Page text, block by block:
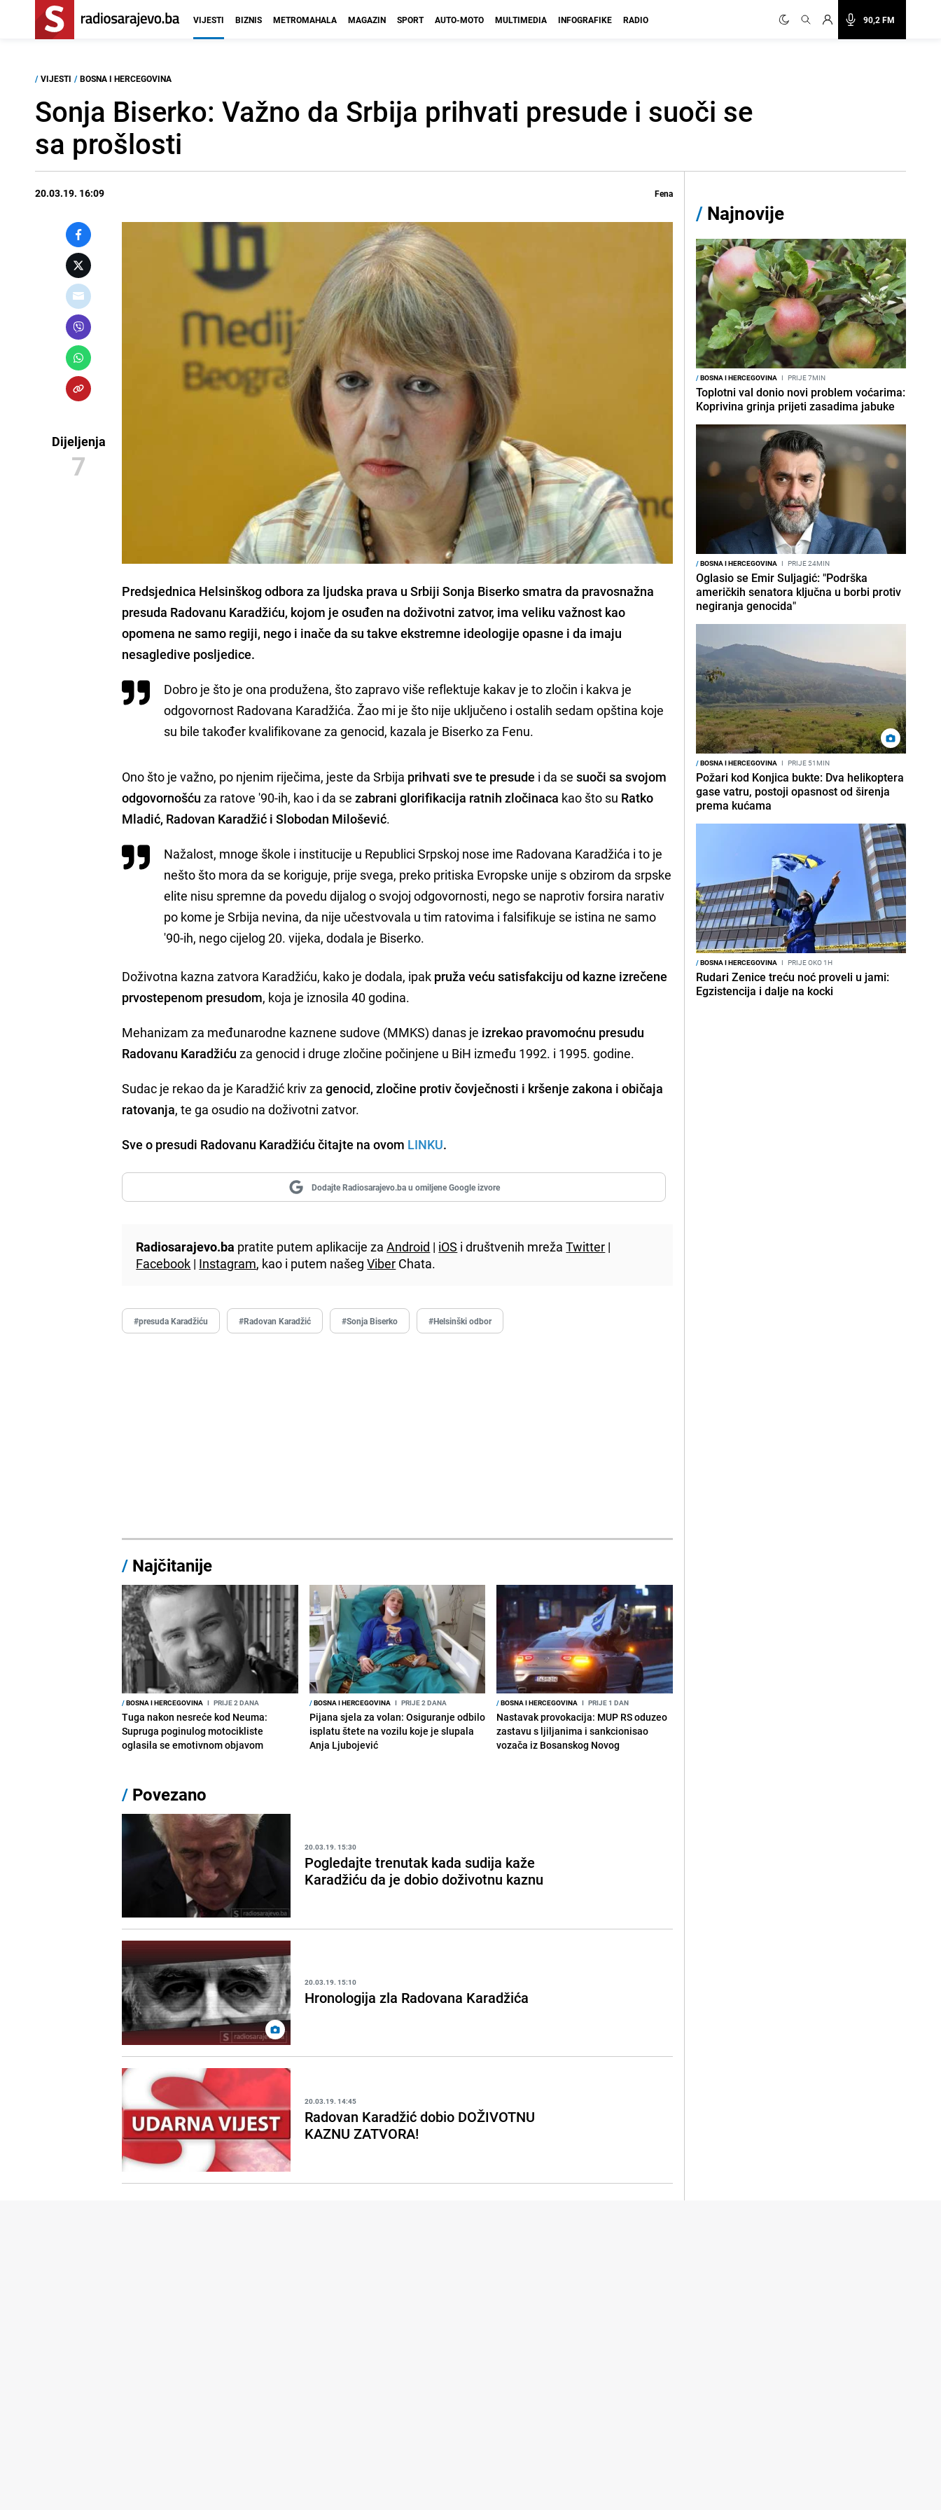
90,2 FM
VIJESTI BIZNIS METROMAHALA MAGAZIN SPORT AUTO-MOTO MULTIMEDIA INFOGRAFIKE RADIO
/ VIJESTI / BOSNA I HERCEGOVINA
Sonja Biserko: Važno da Srbija prihvati presude i suoči se
sa prošlosti
20.03.19. 16:09 Fena
Dijeljenja
7
Predsjednica Helsinškog odbora za ljudska prava u SrbijiSonja Biserkosmatra da pravosnažna
presuda Radovanu Karadžiću, kojom je osuđen na doživotni zatvor, ima veliku važnost kao
opomena ne samo regiji, nego i inače da su takveekstremne ideologije opasne i da imaju
nesagledive posljedice.
Dobro je što je ona produžena, što zapravo više reflektuje kakav je to zločin i kakva je
odgovornost Radovana Karadžića. Žao mi je što nije uključeno i ostalih sedam opština koje
su bile također kvalifikovane za genocid, kazala je Biserko za Fenu.
Ono što je važno, po njenim riječima, jeste da Srbija prihvati sve te presude i da sesuoči sa svojom
odgovornošću za ratove '90-ih, kao i da sezabrani glorifikacija ratnih zločinaca kao što su Ratko
Mladić, Radovan Karadžić i Slobodan Milošević.
Nažalost, mnoge škole i institucije u Republici Srpskoj nose ime Radovana Karadžića i to je
nešto što mora da se koriguje, prije svega, preko pritiska Evropske unije s obzirom da srpske
elite nisu spremne da povedu dijalog o svojoj odgovornosti, nego se naprotiv forsira narativ
po kome je Srbija nevina, da nije učestvovala u tim ratovima i falsifikuje se istina ne samo
'90-ih, nego cijelog 20. vijeka, dodala je Biserko.
Doživotna kazna zatvora Karadžiću, kako je dodala, ipak pruža veću satisfakciju od kazne izrečene
prvostepenom presudom, koja je iznosila 40 godina.
Mehanizam za međunarodne kaznene sudove (MMKS) danas je izrekao pravomoćnu presudu
Radovanu Karadžiću za genocid i druge zločine počinjene u BiH između 1992. i 1995. godine.
Sudac je rekao da je Karadžić kriv zagenocid, zločine protiv čovječnosti i kršenje zakona i običaja
ratovanja, te ga osudio na doživotni zatvor.
Sve o presudi Radovanu Karadžiću čitajte na ovom LINKU.
Dodajte Radiosarajevo.ba u omiljene Google izvore
Radiosarajevo.ba pratite putem aplikacije zaAndroid | iOS i društvenih mrežaTwitter |
Facebook | Instagram, kao i putem našegViber Chata.
#presuda Karadžiću #Radovan Karadžić #Sonja Biserko #Helsinški odbor
/ Najčitanije
/BOSNA I HERCEGOVINA I PRIJE 2 DANA
Tuga nakon nesreće kod Neuma:
Supruga poginulog motocikliste
oglasila se emotivnom objavom
/BOSNA I HERCEGOVINA I PRIJE 2 DANA
Pijana sjela za volan: Osiguranje odbilo
isplatu štete na vozilu koje je slupala
Anja Ljubojević
/BOSNA I HERCEGOVINA I PRIJE 1 DAN
Nastavak provokacija: MUP RS oduzeo
zastavu s ljiljanima i sankcionisao
vozača iz Bosanskog Novog
/ Povezano
20.03.19. 15:30
Pogledajte trenutak kada sudija kaže
Karadžiću da je dobio doživotnu kaznu
20.03.19. 15:10
Hronologija zla Radovana Karadžića
20.03.19. 14:45
Radovan Karadžić dobio DOŽIVOTNU
KAZNU ZATVORA!
/ Najnovije
/BOSNA I HERCEGOVINA I PRIJE 7MIN
Toplotni val donio novi problem voćarima:
Koprivina grinja prijeti zasadima jabuke
/BOSNA I HERCEGOVINA I PRIJE 24MIN
Oglasio se Emir Suljagić: "Podrška
američkih senatora ključna u borbi protiv
negiranja genocida"
/BOSNA I HERCEGOVINA I PRIJE 51MIN
Požari kod Konjica bukte: Dva helikoptera
gase vatru, postoji opasnost od širenja
prema kućama
/BOSNA I HERCEGOVINA I PRIJE OKO 1H
Rudari Zenice treću noć proveli u jami:
Egzistencija i dalje na kocki